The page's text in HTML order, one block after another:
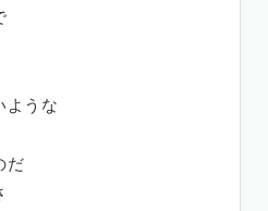
ような
だ